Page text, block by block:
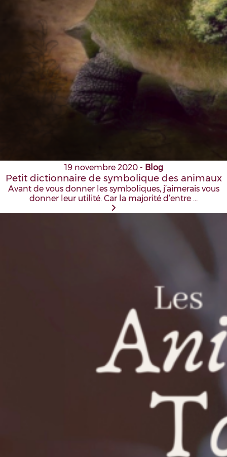
19 novembre 2020- Blog
Petit dictionnaire de symbolique des animaux
Avant de vous donner les symboliques, j’aimerais vous
donner leur utilité. Car la majorité d’entre …